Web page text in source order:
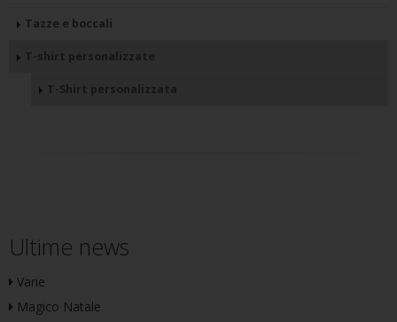
Tazze e boccali
T-shirt personalizzate
T-Shirt personalizzata
Ultime news
Varie
Magico Natale